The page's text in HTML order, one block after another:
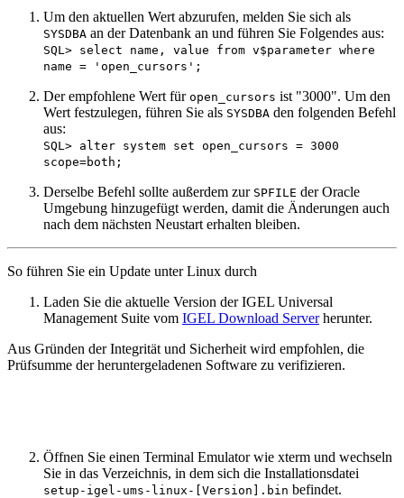
Um den aktuellen Wert abzurufen, melden Sie sich als
SYSDBA an der Datenbank an und führen Sie Folgendes aus:
SQL> select name, value from v$parameter where
name = 'open_cursors';
Der empfohlene Wert für open_cursors ist "3000". Um den
Wert festzulegen, führen Sie als SYSDBA den folgenden Befehl
aus:
SQL> alter system set open_cursors = 3000
scope=both;
Derselbe Befehl sollte außerdem zur SPFILE der Oracle
Umgebung hinzugefügt werden, damit die Änderungen auch
nach dem nächsten Neustart erhalten bleiben.
So führen Sie ein Update unter Linux durch
Laden Sie die aktuelle Version der IGEL Universal
Management Suite vom IGEL Download Serverherunter.
Aus Gründen der Integrität und Sicherheit wird empfohlen, die
Prüfsumme der heruntergeladenen Software zu verifizieren.
Öffnen Sie einen Terminal Emulator wie xterm und wechseln
Sie in das Verzeichnis, in dem sich die Installationsdatei
setup-igel-ums-linux-[Version].bin befindet.